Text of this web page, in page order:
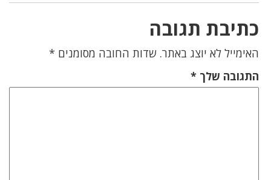
כתיבת תגובה
האימייל לא יוצג באתר. שדות החובה מסומנים *
התגובה שלך *